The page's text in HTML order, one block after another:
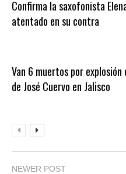
Confirma la saxofonista
atentado en su contra
Van 6 muertos por
de José Cuervo en Jalisco
NEWER POST